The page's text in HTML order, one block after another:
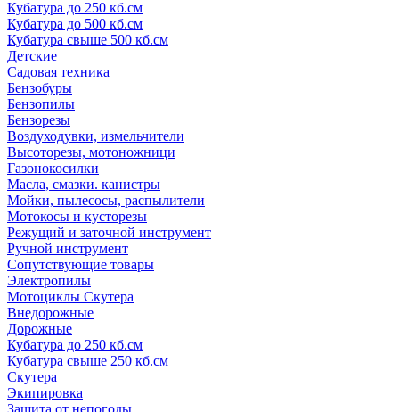
Кубатура до 250 кб.см
Кубатура до 500 кб.см
Кубатура свыше 500 кб.см
Детские
Садовая техника
Бензобуры
Бензопилы
Бензорезы
Воздуходувки, измельчители
Высоторезы, мотоножници
Газонокосилки
Масла, смазки. канистры
Мойки, пылесосы, распылители
Мотокосы и кусторезы
Режущий и заточной инструмент
Ручной инструмент
Сопутствующие товары
Электропилы
Мотоциклы Скутера
Внедорожные
Дорожные
Кубатура до 250 кб.см
Кубатура свыше 250 кб.см
Скутера
Экипировка
Защита от непогоды